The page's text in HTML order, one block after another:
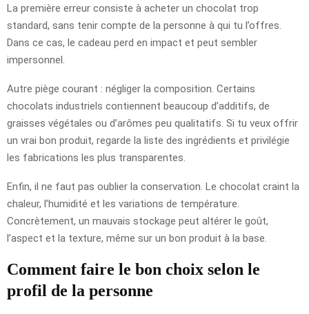
La première erreur consiste à acheter un chocolat trop
standard, sans tenir compte de la personne à qui tu l’offres.
Dans ce cas, le cadeau perd en impact et peut sembler
impersonnel.
Autre piège courant : négliger la composition. Certains
chocolats industriels contiennent beaucoup d’additifs, de
graisses végétales ou d’arômes peu qualitatifs. Si tu veux offrir
un vrai bon produit, regarde la liste des ingrédients et privilégie
les fabrications les plus transparentes.
Enfin, il ne faut pas oublier la conservation. Le chocolat craint la
chaleur, l’humidité et les variations de température.
Concrètement, un mauvais stockage peut altérer le goût,
l’aspect et la texture, même sur un bon produit à la base.
Comment faire le bon choix selon le
profil de la personne